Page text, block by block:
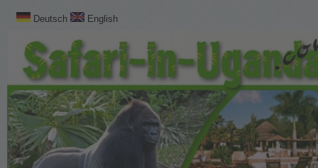
Deutsch English